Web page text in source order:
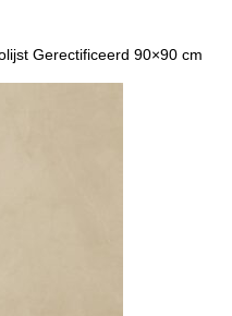
Gerectificeerd 90×90 cm